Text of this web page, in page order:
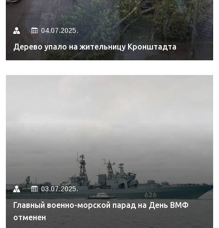
04.07.2025.
Дерево упало на жительницу Кронштадта
03.07.2025.
Главный военно-морской парад на День ВМФ
отменен